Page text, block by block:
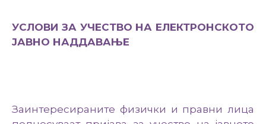
УСЛОВИ ЗА УЧЕСТВО НА ЕЛЕКТРОНСКОТО
ЈАВНО НАДДАВАЊЕ
Заинтересираните физички и правни лица